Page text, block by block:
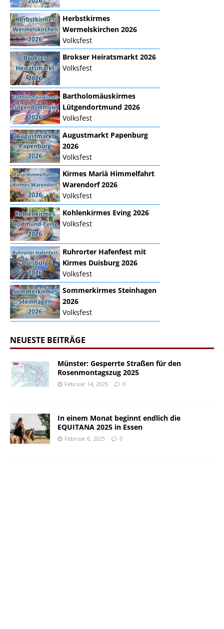
Herbstkirmes
Wermelskirchen 2026
Volksfest
Brokser Heiratsmarkt 2026
Volksfest
Bartholomäuskirmes
Lütgendortmund 2026
Volksfest
Augustmarkt Papenburg
2026
Volksfest
Kirmes Mariä Himmelfahrt
Warendorf 2026
Volksfest
Kohlenkirmes Eving 2026
Volksfest
Ruhrorter Hafenfest mit
Kirmes Duisburg 2026
Volksfest
Sommerkirmes Steinhagen
2026
Volksfest
NEUESTE BEITRÄGE
Münster: Gesperrte Straßen für den
Rosenmontagszug 2025
Februar 14, 2025 0
In einem Monat beginnt endlich die
EQUITANA 2025 in Essen
Februar 6, 2025 0